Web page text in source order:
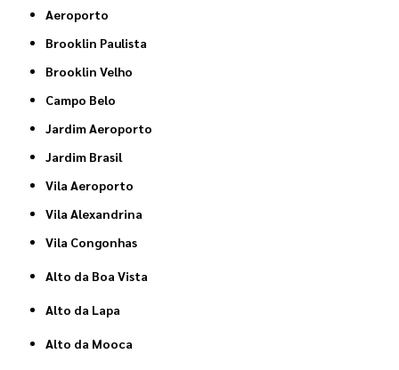
Aeroporto
Brooklin Paulista
Brooklin Velho
Campo Belo
Jardim Aeroporto
Jardim Brasil
Vila Aeroporto
Vila Alexandrina
Vila Congonhas
Alto da Boa Vista
Alto da Lapa
Alto da Mooca